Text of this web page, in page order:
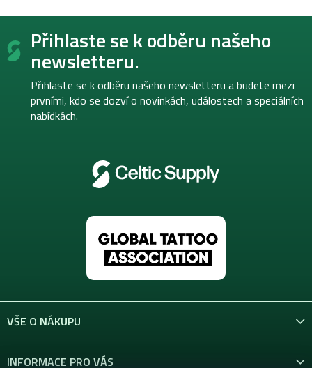
Z
Přihlaste se k odběru našeho
newsletteru.
Přihlaste se k odběru našeho newsletteru a budete mezi
prvními, kdo se dozví o novinkách, událostech a speciálních
nabídkách.
VŠE O NÁKUPU
INFORMACE PRO VÁS